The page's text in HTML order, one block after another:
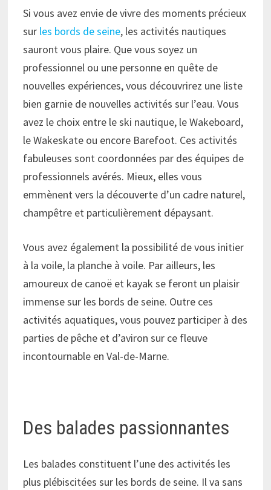
Si vous avez envie de vivre des moments précieux
sur les bords de seine, les activités nautiques
sauront vous plaire. Que vous soyez un
professionnel ou une personne en quête de
nouvelles expériences, vous découvrirez une liste
bien garnie de nouvelles activités sur l’eau. Vous
avez le choix entre le ski nautique, le Wakeboard,
le Wakeskate ou encore Barefoot. Ces activités
fabuleuses sont coordonnées par des équipes de
professionnels avérés. Mieux, elles vous
emmènent vers la découverte d’un cadre naturel,
champêtre et particulièrement dépaysant.
Vous avez également la possibilité de vous initier
à la voile, la planche à voile. Par ailleurs, les
amoureux de canoë et kayak se feront un plaisir
immense sur les bords de seine. Outre ces
activités aquatiques, vous pouvez participer à des
parties de pêche et d’aviron sur ce fleuve
incontournable en Val-de-Marne.
Des balades passionnantes
Les balades constituent l’une des activités les
plus plébiscitées sur les bords de seine. Il va sans